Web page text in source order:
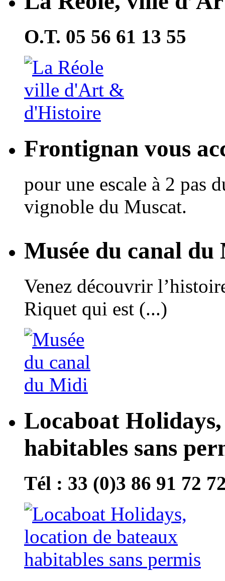
O.T. 05 56 61 13 55
Frontignan vous
pour une escale à 2 pas
vignoble du Muscat.
Musée du canal
Venez découvrir
Riquet qui est (...)
Locaboat
habitables sans
Tél : 33 (0)3 86 91 72